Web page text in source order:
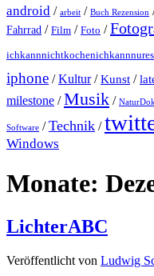
android / arbeit / Buch Rezension
Fahrrad / Film / Foto /
iphone /Kultur/Kunst /
milestone /Musik /
Software /Technik /
Windows
Monate:
LichterABC
Veröffentlicht von Ludwig